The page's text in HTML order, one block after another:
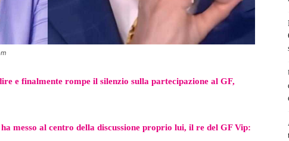
e finalmente rompe il silenzio sulla partecipazione al GF,
ha messo al centro della discussione proprio lui, il re del GF Vip: